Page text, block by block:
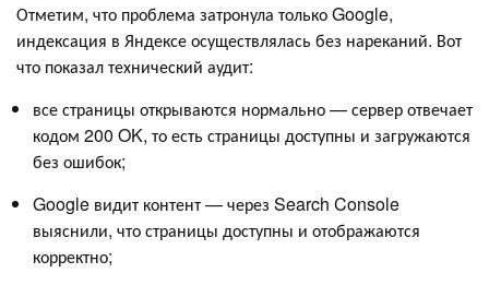
Отметим, что проблема затронула только Google,
индексация в Яндексе осуществлялась без нареканий. Вот
что показал технический аудит:
все страницы открываются нормально — сервер отвечает
кодом 200 OK, то есть страницы доступны и загружаются
без ошибок;
Google видит контент — через Search Console
выяснили, что страницы доступны и отображаются
корректно;